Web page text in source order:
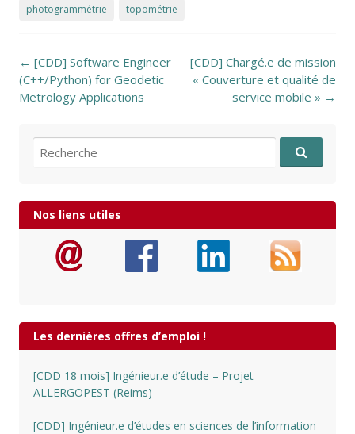
photogrammétrie topométrie
Post navigation
← [CDD] Software Engineer
(C++/Python) for Geodetic
Metrology Applications
[CDD] Chargé.e de mission
« Couverture et qualité de
service mobile » →
Recherche pour:
Nos liens utiles
Les dernières offres d’emploi !
[CDD 18 mois] Ingénieur.e d’étude – Projet
ALLERGOPEST (Reims)
[CDD] Ingénieur.e d’études en sciences de l’information